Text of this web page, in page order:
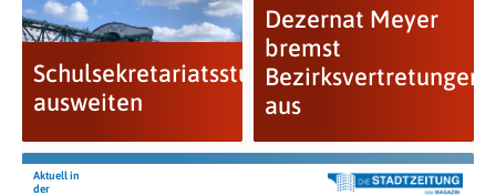
Schulsekretariatsstunden
ausweiten
Dezernat Meyer
bremst
Bezirksvertretungen
aus
Aktuell in
der